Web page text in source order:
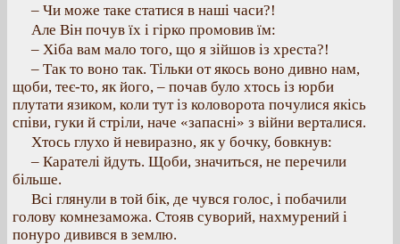
– Чи може таке статися в наші часи?!
Але Він почув їх і гірко промовив їм:
– Хіба вам мало того, що я зійшов із хреста?!
– Так то воно так. Тільки от якось воно дивно нам,
щоби, теє-то, як його, – почав було хтось із юрби
плутати язиком, коли тут із коловорота почулися якісь
співи, гуки й стріли, наче «запасні» з війни верталися.
Хтось глухо й невиразно, як у бочку, бовкнув:
– Карателі йдуть. Щоби, значиться, не перечили
більше.
Всі глянули в той бік, де чувся голос, і побачили
голову комнезаможа. Стояв суворий, нахмурений і
понуро дивився в землю.